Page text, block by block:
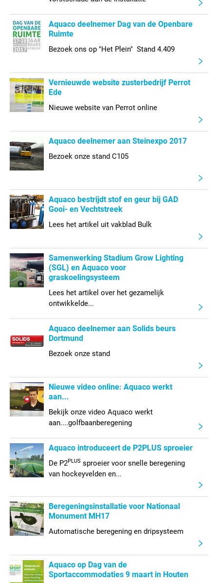
Aquaco deelnemer Dag van de Openbare
Ruimte
Bezoek ons op "Het Plein" Stand 4.409
Vernieuwde website zusterbedrijf Perrot
Ede
Nieuwe website van Perrot online
Aquaco deelnemer aan Steinexpo 2017
Bezoek onze stand C105
Aquaco bestrijdt stof en geur bij GAD
Gooi- en Vechtstreek
Lees het artikel uit vakblad Bulk
Samenwerking Stadium Grow Lighting
(SGL) en Aquaco voor
graskoelingsysteem
Lees het artikel over het gezamelijk
ontwikkelde...
Aquaco deelnemer aan Solids beurs
Dortmund
Bezoek onze stand
Nieuwe video online: Aquaco werkt
aan...
Bekijk onze video Aquaco werkt
aan....golfbaanberegening
Aquaco introduceert de P2PLUS sproeier
De P2PLUS sproeier voor snelle beregening
van hockeyvelden en...
Beregeningsinstallatie voor Nationaal
Monument MH17
Automatische beregening en dripsysteem
Aquaco op Dag van de
Sportaccommodaties 9 maart in Houten